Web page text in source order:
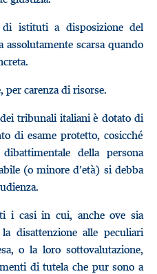
istituti a disposizione del
assolutamente scarsa quando
per carenza di risorse.
tribunali italiani è dotato di
di esame protetto, cosicché
della persona
(o minore d’età) si debba
i casi in cui, anche ove sia
disattenzione alle peculiari
o la loro sottovalutazione,
di tutela che pur sono a